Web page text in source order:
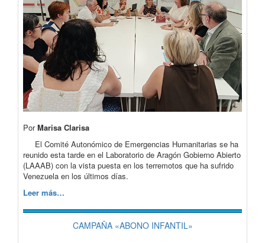
PorMarisa Clarisa
El Comité Autonómico de Emergencias Humanitarias se ha
reunido esta tarde en el Laboratorio de Aragón Gobierno Abierto
(LAAAB) con la vista puesta en los terremotos que ha sufrido
Venezuela en los últimos días.
Leer más…
CAMPAÑA «ABONO INFANTIL»